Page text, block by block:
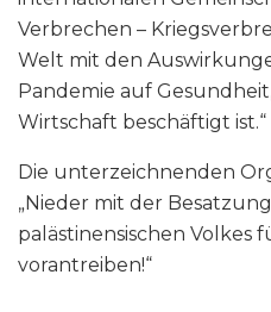
Verbrechen –
Welt mit den
Pandemie auf
Wirtschaft beschäftigt
Die unterzeichnenden
„Nieder mit der
palästinensischen Volkes
vorantreiben!“